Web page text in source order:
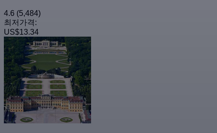
4.6 (5,484)
최저가격:
US$13.34